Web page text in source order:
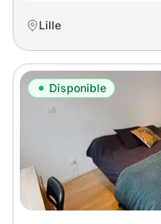
Lille
Disponible